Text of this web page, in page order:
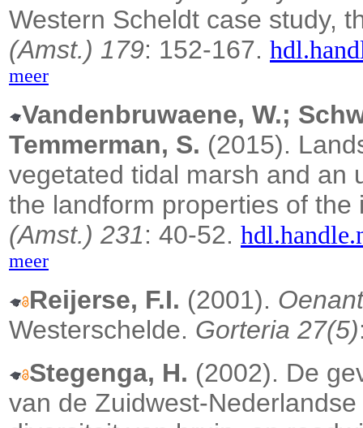
Western Scheldt case study,
(Amst.) 179: 152-167.
meer
Vandenbruwaene, W.;
Temmerman, S. (2015).
vegetated tidal marsh and an
the landform properties of
(Amst.) 231: 40-52.
meer
Reijerse, F.I. (2001).
Westerschelde. Gorteria 27(5)
Stegenga, H. (2002). De
van de Zuidwest-